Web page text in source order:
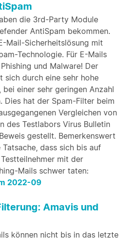
die 3rd-Party Module
AntiSpam bekommen.
Mail-Sicherheitslösung mit
Technologie. Für E-Mails
und Malware! Der
sich durch eine sehr hohe
bei einer sehr geringen Anzahl
Dies hat der Spam-Filter beim
Vergleichen von
des Testlabors Virus Bulletin
gestellt. Bemerkenswert
dass sich bis auf
mit der
Mails schwer taten:
2022-09
Amavis und
können nicht bis in das letzte